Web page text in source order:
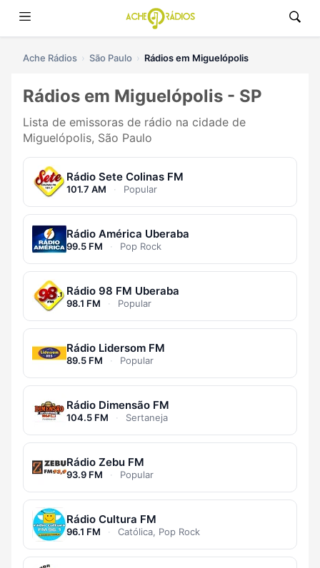
Ache Rádios São Paulo Rádios em Miguelópolis
Rádios em Miguelópolis - SP
Lista de emissoras de rádio na cidade de
Miguelópolis, São Paulo
Rádio Sete Colinas FM
101.7 AM · Popular
Rádio América Uberaba
99.5 FM · Pop Rock
Rádio 98 FM Uberaba
98.1 FM · Popular
Rádio Lidersom FM
89.5 FM · Popular
Rádio Dimensão FM
104.5 FM · Sertaneja
Rádio Zebu FM
93.9 FM · Popular
Rádio Cultura FM
96.1 FM · Católica, Pop Rock